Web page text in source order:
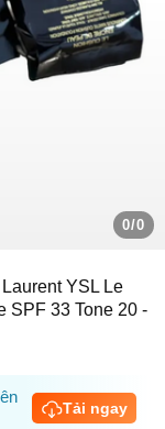
0/0
YSL Le
SPF 33 Tone 20 -
Tải ngay